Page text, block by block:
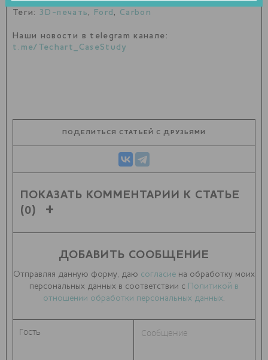
Теги:3D-печать , Ford , Carbon
Наши новости в telegram канале:
t.me/Techart_CaseStudy
ПОДЕЛИТЬСЯ СТАТЬЕЙ С ДРУЗЬЯМИ
ПОКАЗАТЬ КОММЕНТАРИИ К СТАТЬЕ
(0)
ДОБАВИТЬ СООБЩЕНИЕ
Отправляя данную форму, даю согласие на обработку моих
персональных данных в соответствии с
Политикой в
отношении обработки персональных данных.